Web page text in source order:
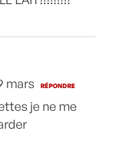
mars RÉPONDRE
je ne me